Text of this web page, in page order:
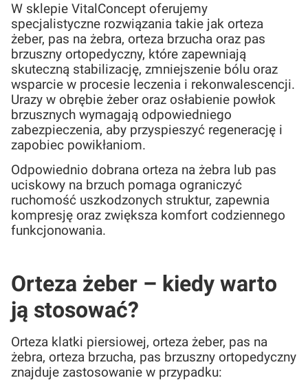
W sklepie VitalConcept oferujemy
specjalistyczne rozwiązania takie jak orteza
żeber, pas na żebra, orteza brzucha oraz pas
brzuszny ortopedyczny, które zapewniają
skuteczną stabilizację, zmniejszenie bólu oraz
wsparcie w procesie leczenia i rekonwalescencji.
Urazy w obrębie żeber oraz osłabienie powłok
brzusznych wymagają odpowiedniego
zabezpieczenia, aby przyspieszyć regenerację i
zapobiec powikłaniom.
Odpowiednio dobrana orteza na żebra lub pas
uciskowy na brzuch pomaga ograniczyć
ruchomość uszkodzonych struktur, zapewnia
kompresję oraz zwiększa komfort codziennego
funkcjonowania.
Orteza żeber – kiedy warto
ją stosować?
Orteza klatki piersiowej, orteza żeber, pas na
żebra, orteza brzucha, pas brzuszny ortopedyczny
znajduje zastosowanie w przypadku: